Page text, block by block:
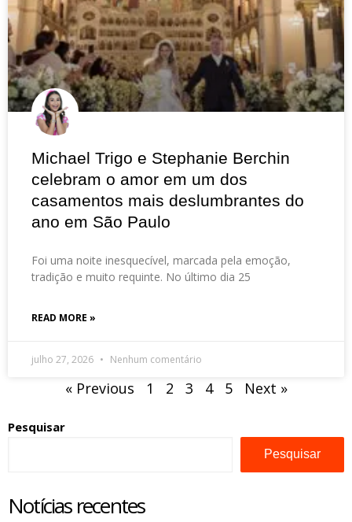
Michael Trigo e Stephanie Berchin
celebram o amor em um dos
casamentos mais deslumbrantes do
ano em São Paulo
Foi uma noite inesquecível, marcada pela emoção,
tradição e muito requinte. No último dia 25
READ MORE »
julho 27, 2026 Nenhum comentário
« Previous 1 2 3 4 5 Next »
Pesquisar
Pesquisar
Notícias recentes